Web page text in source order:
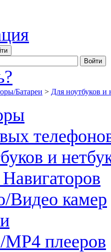
Батареи > Для ноутбуков и
и
Видео камер
плееров